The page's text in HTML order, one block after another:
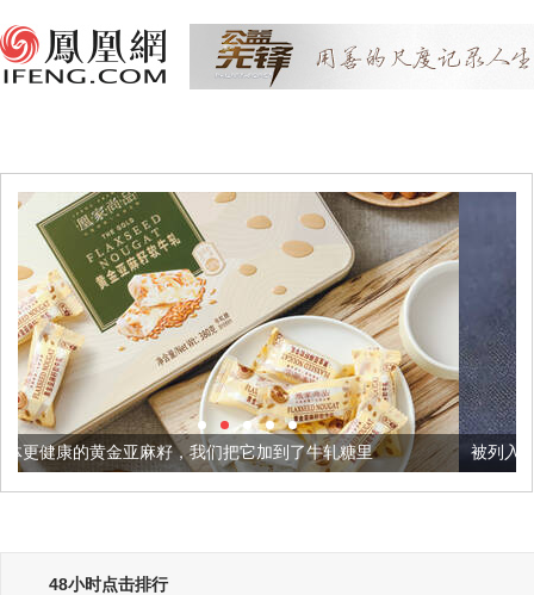
，我们把它加到了牛轧糖里 被列入佛家七宝的它到底有多
48小时点击排行